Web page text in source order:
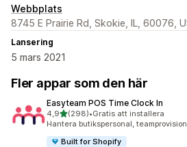
Webbplats
8745 E Prairie Rd, Skokie, IL, 60076,
Lansering
5 mars 2021
Fler appar som den här
Easyteam POS Time Clock In
4,9av 5 stjärnor
(298)
298 recensioner totalt
•Gratis att installera
Hantera butikspersonal,
Built for Shopify